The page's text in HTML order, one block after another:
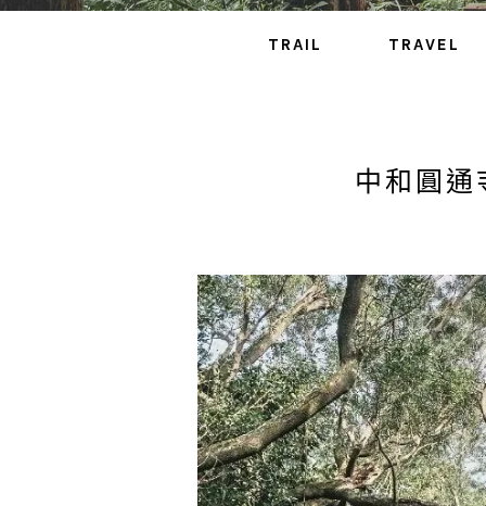
TRAIL TRAVEL
中和圓